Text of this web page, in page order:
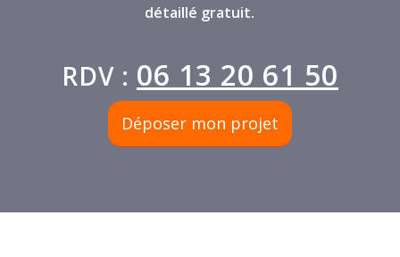
détaillé gratuit.
RDV : 06 13 20 61 50
Déposer mon projet